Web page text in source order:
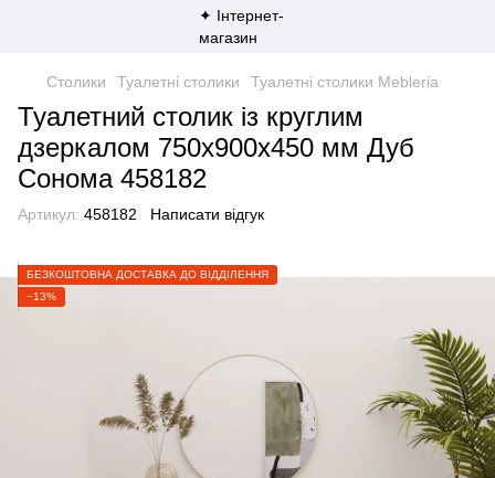
Столики Туалетні столики Туалетні столики Mebleria
Туалетний столик із круглим
дзеркалом 750х900х450 мм Дуб
Сонома 458182
Артикул: 458182 Написати відгук
БЕЗКОШТОВНА ДОСТАВКА ДО ВІДДІЛЕННЯ
−13%